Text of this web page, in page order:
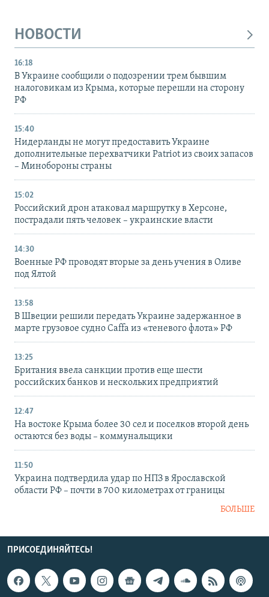
НОВОСТИ
16:18
В Украине сообщили о подозрении трем бывшим
налоговикам из Крыма, которые перешли на сторону
РФ
15:40
Нидерланды не могут предоставить Украине
дополнительные перехватчики Patriot из своих запасов
– Минобороны страны
15:02
Российский дрон атаковал маршрутку в Херсоне,
пострадали пять человек – украинские власти
14:30
Военные РФ проводят вторые за день учения в Оливе
под Ялтой
13:58
В Швеции решили передать Украине задержанное в
марте грузовое судно Caffa из «теневого флота» РФ
13:25
Британия ввела санкции против еще шести
российских банков и нескольких предприятий
12:47
На востоке Крыма более 30 сел и поселков второй день
остаются без воды – коммунальщики
11:50
Украина подтвердила удар по НПЗ в Ярославской
области РФ – почти в 700 километрах от границы
БОЛЬШЕ
ПРИСОЕДИНЯЙТЕСЬ!